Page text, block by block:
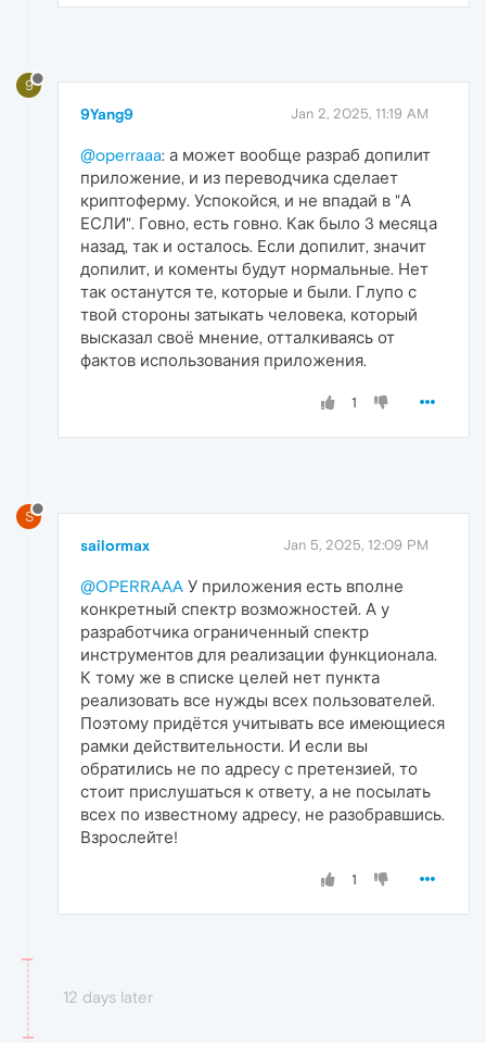
9
9Yang9 Jan 2, 2025, 11:19 AM
@operraaa: а может вообще разраб допилит
приложение, и из переводчика сделает
криптоферму. Успокойся, и не впадай в "А
ЕСЛИ". Говно, есть говно. Как было 3 месяца
назад, так и осталось. Если допилит, значит
допилит, и коменты будут нормальные. Нет
так останутся те, которые и были. Глупо с
твой стороны затыкать человека, который
высказал своё мнение, отталкиваясь от
фактов использования приложения.
1
S
sailormax Jan 5, 2025, 12:09 PM
@OPERRAAA У приложения есть вполне
конкретный спектр возможностей. А у
разработчика ограниченный спектр
инструментов для реализации функционала.
К тому же в списке целей нет пункта
реализовать все нужды всех пользователей.
Поэтому придётся учитывать все имеющиеся
рамки действительности. И если вы
обратились не по адресу с претензией, то
стоит прислушаться к ответу, а не посылать
всех по известному адресу, не разобравшись.
Взрослейте!
1
12 days later